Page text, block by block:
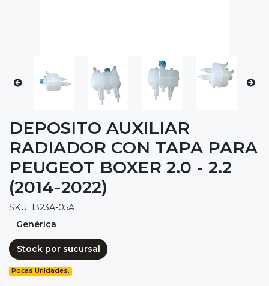
DEPOSITO AUXILIAR
RADIADOR CON TAPA PARA
PEUGEOT BOXER 2.0 - 2.2
(2014-2022)
SKU: 1323A-05A
Genérica
Stock por sucursal
Pocas Unidades.